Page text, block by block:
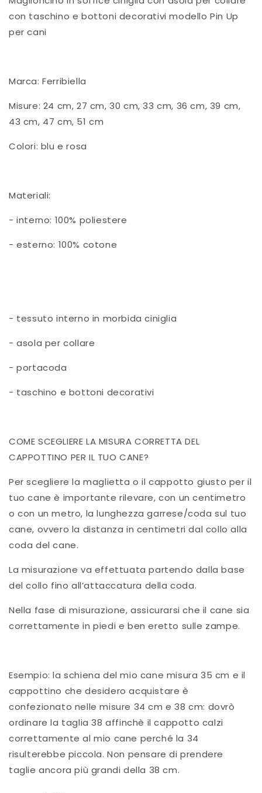
decorativi
modello
Pin
modello
con taschino e bottoni decorativi modello Pin Up
per cani
Marca: Ferribiella
Misure: 24 cm, 27 cm, 30 cm, 33 cm, 36 cm, 39 cm,
43 cm, 47 cm, 51 cm
Colori: blu e rosa
Materiali:
- interno: 100% poliestere
- esterno: 100% cotone
- tessuto interno in morbida ciniglia
- asola per collare
- portacoda
- taschino e bottoni decorativi
COME SCEGLIERE LA MISURA CORRETTA DEL
CAPPOTTINO PER IL TUO CANE?
Per scegliere la maglietta o il cappotto giusto per il
tuo cane è importante rilevare, con un centimetro
o con un metro, la lunghezza garrese/coda sul tuo
cane, ovvero la distanza in centimetri dal collo alla
coda del cane.
La misurazione va effettuata partendo dalla base
del collo fino all’attaccatura della coda.
Nella fase di misurazione, assicurarsi che il cane sia
correttamente in piedi e ben eretto sulle zampe.
Esempio: la schiena del mio cane misura 35 cm e il
cappottino che desidero acquistare è
confezionato nelle misure 34 cm e 38 cm: dovrò
ordinare la taglia 38 affinchè il cappotto calzi
correttamente al mio cane perché la 34
risulterebbe piccola. Non pensare di prendere
taglie ancora più grandi della 38 cm.